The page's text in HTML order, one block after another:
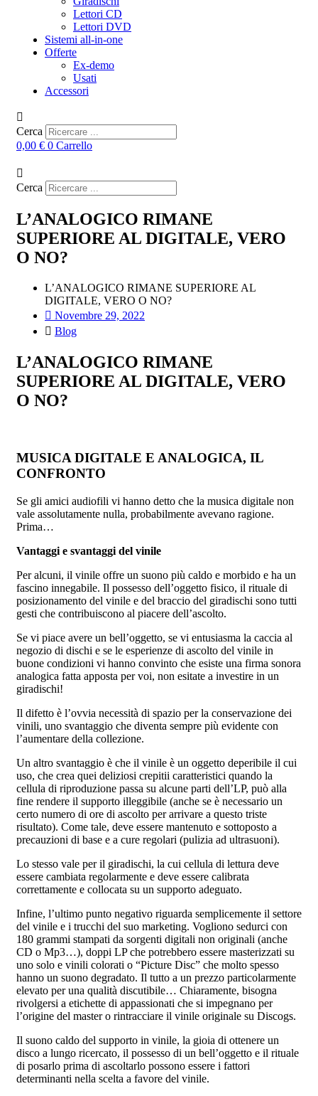
Lettori CD
Lettori DVD
Sistemi all-in-one
Offerte
Ex-demo
Usati
Accessori
Cerca
0,00 € 0 Carrello
Cerca
L’ANALOGICO RIMANE
SUPERIORE AL DIGITALE, VERO
O NO?
L’ANALOGICO RIMANE SUPERIORE AL
DIGITALE, VERO O NO?
Novembre 29, 2022
Blog
L’ANALOGICO RIMANE
SUPERIORE AL DIGITALE, VERO
O NO?
MUSICA DIGITALE E ANALOGICA, IL
CONFRONTO
Se gli amici audiofili vi hanno detto che la musica digitale non
vale assolutamente nulla, probabilmente avevano ragione.
Prima…
Vantaggi e svantaggi del vinile
Per alcuni, il vinile offre un suono più caldo e morbido e ha un
fascino innegabile. Il possesso dell’oggetto fisico, il rituale di
posizionamento del vinile e del braccio del giradischi sono tutti
gesti che contribuiscono al piacere dell’ascolto.
Se vi piace avere un bell’oggetto, se vi entusiasma la caccia al
negozio di dischi e se le esperienze di ascolto del vinile in
buone condizioni vi hanno convinto che esiste una firma sonora
analogica fatta apposta per voi, non esitate a investire in un
giradischi!
Il difetto è l’ovvia necessità di spazio per la conservazione dei
vinili, uno svantaggio che diventa sempre più evidente con
l’aumentare della collezione.
Un altro svantaggio è che il vinile è un oggetto deperibile il cui
uso, che crea quei deliziosi crepitii caratteristici quando la
cellula di riproduzione passa su alcune parti dell’LP, può alla
fine rendere il supporto illeggibile (anche se è necessario un
certo numero di ore di ascolto per arrivare a questo triste
risultato). Come tale, deve essere mantenuto e sottoposto a
precauzioni di base e a cure regolari (pulizia ad ultrasuoni).
Lo stesso vale per il giradischi, la cui cellula di lettura deve
essere cambiata regolarmente e deve essere calibrata
correttamente e collocata su un supporto adeguato.
Infine, l’ultimo punto negativo riguarda semplicemente il settore
del vinile e i trucchi del suo marketing. Vogliono sedurci con
180 grammi stampati da sorgenti digitali non originali (anche
CD o Mp3…), doppi LP che potrebbero essere masterizzati su
uno solo e vinili colorati o “Picture Disc” che molto spesso
hanno un suono degradato. Il tutto a un prezzo particolarmente
elevato per una qualità discutibile… Chiaramente, bisogna
rivolgersi a etichette di appassionati che si impegnano per
l’origine del master o rintracciare il vinile originale su Discogs.
Il suono caldo del supporto in vinile, la gioia di ottenere un
disco a lungo ricercato, il possesso di un bell’oggetto e il rituale
di posarlo prima di ascoltarlo possono essere i fattori
determinanti nella scelta a favore del vinile.